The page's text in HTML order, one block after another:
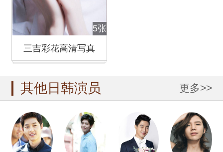
5张
三吉彩花高清写真
其他日韩演员 更多>>